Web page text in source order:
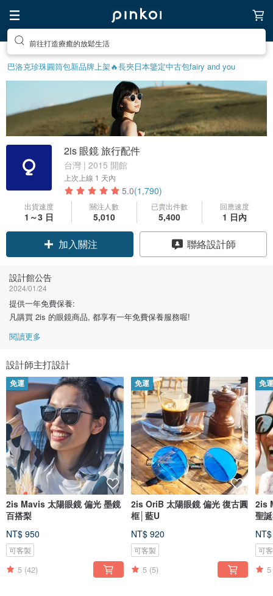
前往打造療癒的放鬆生活
巴洛克珍珠圓筒包新品牌上架🔥長夾日本鑒定中古包fairy and you
2is 眼鏡 旅行配件
台灣 | 2015 開館
上次上線 1 天內
5.0(1,790)
出貨速度
1～3 日
關注人數
5,010
已賣出件數
5,400
回應速度
1 日內
領優惠券
聯絡設計師
設計館公告
2024/01/24
提供一年免費保養:
凡購買 2is 的眼鏡商品, 都享有一年免費保養服務喔!
閱讀更多
設計師主打設計
免運
2is Mavis 太陽眼鏡 偏光 墨鏡
百搭梨
NT$ 950
可客製
5 (42)
免運
2is OriB 太陽眼鏡 偏光 復古圓
框│藍U
NT$ 920
可客製
5 (5)
免
2is
聖
可
5